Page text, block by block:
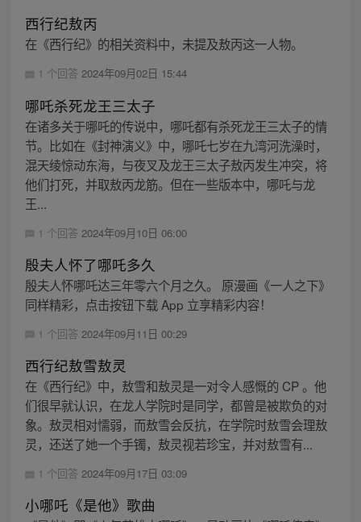
西行纪敖丙
在《西行纪》的相关资料中，未提及敖丙这一人物。
1 个回答 2024年09月02日 15:44
哪吒杀死龙王三太子
在诸多关于哪吒的传说中，哪吒都有杀死龙王三太子的情
节。比如在《封神演义》中，哪吒七岁在九湾河洗澡时，
混天绫惊动东海，与夜叉及龙王三太子敖丙发生冲突，将
他们打死，并取敖丙龙筋。但在一些版本中，哪吒与龙
王...
1 个回答 2024年09月10日 06:00
殷夫人怀了哪吒多久
殷夫人怀哪吒达三年零六个月之久。 原漫画《一人之下》
同样精彩，点击按钮下载 App 立享精彩内容！
1 个回答 2024年09月11日 00:29
西行纪敖雪敖灵
在《西行纪》中，敖雪和敖灵是一对令人感慨的 CP 。他
们很早就认识，在龙人学院时是同学，都曾是被欺负的对
象。敖灵相对懦弱，而敖雪会反抗，在学院时敖雪会理敖
灵，还送了她一个手镯，敖灵视若珍宝，并对敖雪有...
1 个回答 2024年09月17日 03:09
小哪吒《是他》歌曲